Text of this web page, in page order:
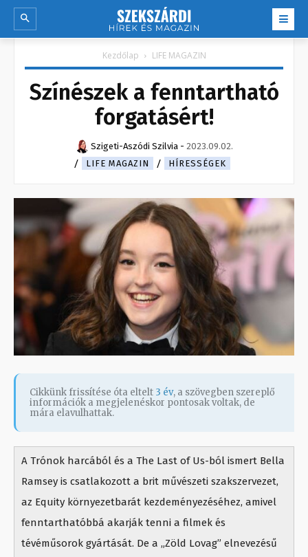
Kezdőlap LIFE MAGAZIN
Színészek a fenntartható
forgatásért!
Szigeti-Aszódi Szilvia - 2023.09.02.
LIFE MAGAZIN
HÍRESSÉGEK
Cikkünk frissítése óta eltelt 3 év, a szövegben szereplő
információk a megjelenéskor pontosak voltak, de
mára elavulhattak.
A Trónok harcából és a The Last of Us-ból ismert Bella
Ramsey is csatlakozott a brit művészeti szakszervezet,
az Equity környezetbarát kezdeményezéséhez, amivel
fenntarthatóbbá akarják tenni a filmek és
tévéműsorok gyártását. De a „Zöld Lovag” elnevezésű